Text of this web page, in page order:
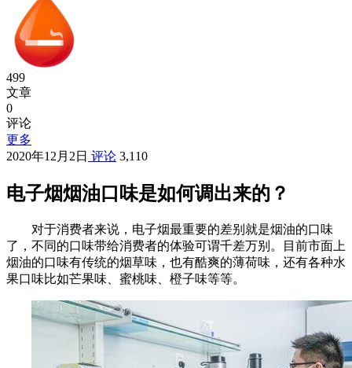
499
文章
0
评论
更多
2020年12月2日 评论 3,110
电子烟烟油口味是如何调出来的？
对于消费者来说，电子烟最重要的差别就是烟油的口味
了，不同的口味带给消费者的体验可谓千差万别。目前市面上
烟油的口味有传统的烟草味，也有酷爽的薄荷味，还有各种水
果口味比如芒果味、蜜桃味、橙子味等等。